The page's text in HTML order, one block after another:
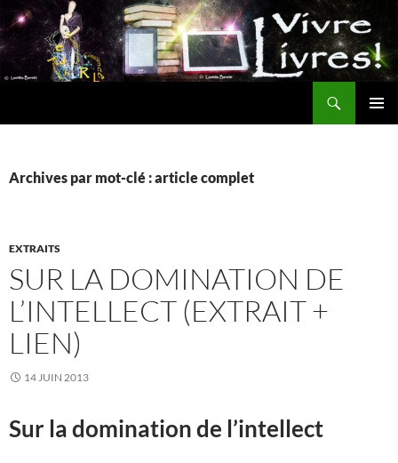
Aller
au
contenu
Archives par mot-clé : article complet
EXTRAITS
SUR LA DOMINATION DE
L’INTELLECT (EXTRAIT +
LIEN)
14 JUIN 2013
Sur la domination de l’intellect